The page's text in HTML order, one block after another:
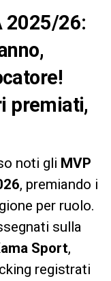
2025/26:
premiati,
noti gli MVP
, premiando i
per ruolo.
sulla
Sport,
registrati